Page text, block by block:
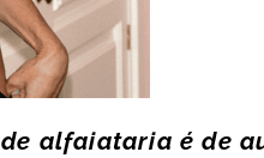
alfaiataria é de